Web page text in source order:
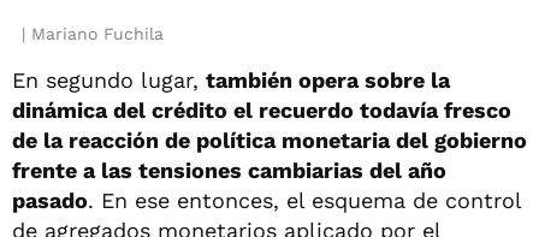
Mariano Fuchila
En segundo lugar, también opera sobre la
dinámica del crédito el recuerdo todavía fresco
de la reacción de política monetaria del gobierno
frente a las tensiones cambiarias del año
pasado. En ese entonces, el esquema de control
de agregados monetarios aplicado por el